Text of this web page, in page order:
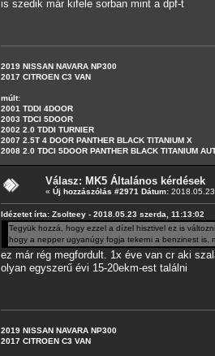
is szedik már kifele sorban mint a dpf-t
2019 NISSAN NAVARA NP300
2017 CITROEN C3 VAN
múlt:
2001 TDDI 4DOOR
2003 TDCI 5DOOR
2002 2.0 TDDI TURNIER
2007 2.5T 4 DOOR PANTHER BLACK TITANIUM X
2008 2.0 TDCI 5DOOR PANTHER BLACK TITANIUM
Válasz: MK5 Általános kérdések
« Új hozzászólás #2971 Dátum:
Idézetet írta: Zsolteey - 2018.05.23 szerda, 11:13:02
Tegyük hozzá, hogy ezzel a dízel hisztivel ez is
hogy a nepper ugyanúgy fogja tekerni a benzinest is,
ez már rég megfordult. 1x éve van cr aki
olyan egyszerű évi 15-20ekm-est találni
2019 NISSAN NAVARA NP300
2017 CITROEN C3 VAN